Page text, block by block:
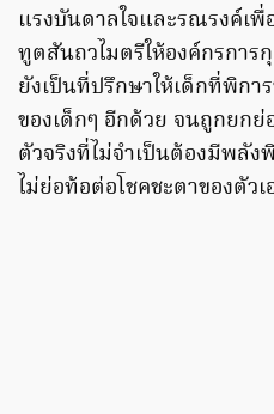
แรงบันดาลใจและรณรงค์เ
ทูตสันถวไมตรีให้องค์กรกา
ยังเป็นที่ปรึกษาให้เด็กที่พิก
ของเด็กๆ อีกด้วย จนถูกยกย่
ตัวจริงที่ไม่จำเป็นต้องมีพลัง
ไม่ย่อท้อต่อโชคชะตาของตัวเ